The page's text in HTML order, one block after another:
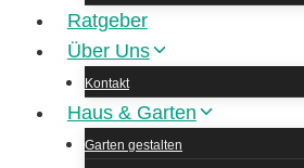
Ratgeber
Über Uns
Kontakt
Haus & Garten
Garten gestalten